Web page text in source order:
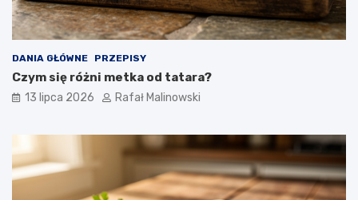
DANIA GŁÓWNE PRZEPISY
Czym się różni metka od tatara?
13 lipca 2026 Rafał Malinowski